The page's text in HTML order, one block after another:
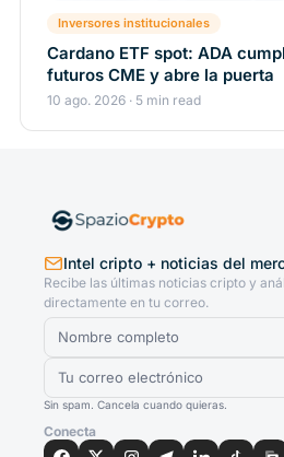
Inversores institucionales
Cardano ETF spot: ADA
futuros CME y abre la puerta
10 ago. 2026 · 5 min read
Intel cripto + noticias del
Recibe las últimas noticias cripto y
directamente en tu correo.
Sin spam. Cancela cuando quieras.
Conecta